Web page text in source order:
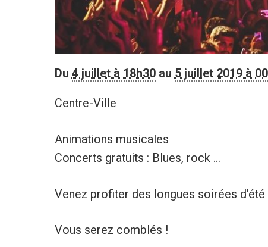
Du 4 juillet à 18h30au 5 juillet 2019 à
Centre-Ville
Animations musicales
Concerts gratuits : Blues, rock ...
Venez profiter des longues soirées
Vous serez comblés !